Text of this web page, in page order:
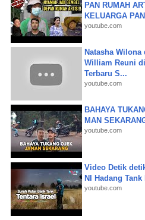
PAN RUMAH
KELUARGA
youtube.com
Natasha Wilona
William Reuni
Terbaru S...
youtube.com
BAHAYA
MAN
youtube.com
Video Detik
NI Hadang Tank
youtube.com